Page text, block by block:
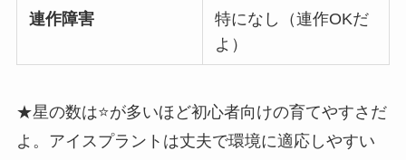
連作障害
特になし（連作OKだ
よ）
★星の数は⭐️が多いほど初心者向けの育てやすさだ
よ。アイスプラントは丈夫で環境に適応しやすい